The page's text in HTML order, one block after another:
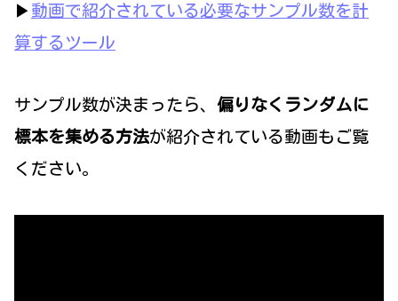
▶ 動画で紹介されている必要なサンプル数を計
算するツール
サンプル数が決まったら、 偏りなくランダムに
標本を集める方法が紹介されている動画もご覧
ください。